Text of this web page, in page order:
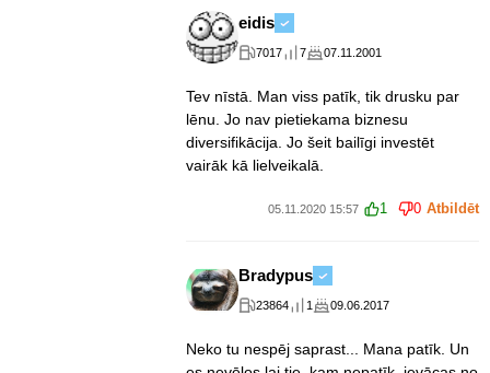
eidis
7017 7 07.11.2001
Tev nīstā. Man viss patīk, tik drusku par
lēnu. Jo nav pietiekama biznesu
diversifikācija. Jo šeit bailīgi investēt
vairāk kā lielveikalā.
05.11.2020 15:57 1 0 Atbildēt
Bradypus
23864 1 09.06.2017
Neko tu nespēj saprast... Mana patīk. Un